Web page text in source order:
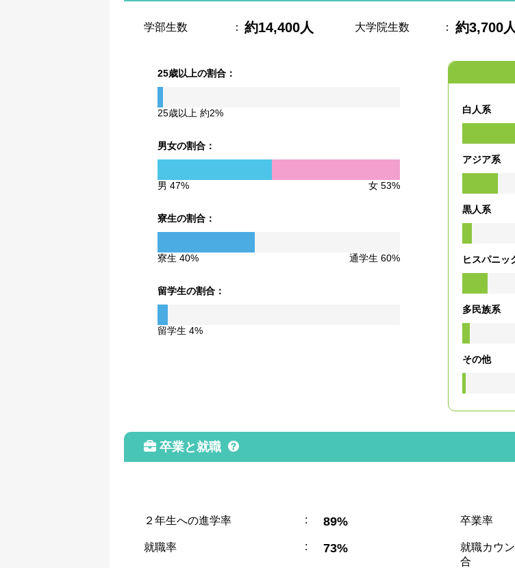
学部生数 ： 約14,400人 大学院生数 ： 約3,700人
25歳以上の割合：
25歳以上 約2%
男女の割合：
男 47% 女 53%
寮生の割合：
寮生 40% 通学生 60%
留学生の割合：
留学生 4%
白人系
アジア系
黒人系
ヒスパニッ
多民族系
その他
卒業と就職
２年生への進学率 : 89% 卒業率
就職率 : 73%
就職カウ
合